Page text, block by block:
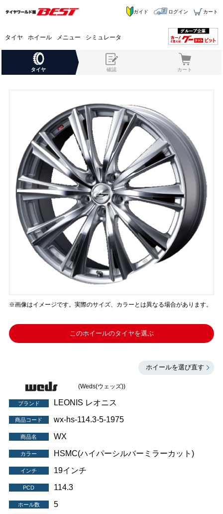
タイヤ ホイール メニュー シミュレータ
ガイド ログイン カート
タイヤ 確認 カート
※画像はイメージです。実際のサイズ、カラーとは異なる場合があります。
このホイールのタイヤを選ぶ
ホイールを選び直す
(Weds(ウェッズ))
ブランド LEONIS レオニス
商品コード wx-hs-114.3-5-1975
商品名 WX
カラー HSMC(ハイパーシルバーミラーカット)
インチ 19インチ
PCD 114.3
ホール数 5